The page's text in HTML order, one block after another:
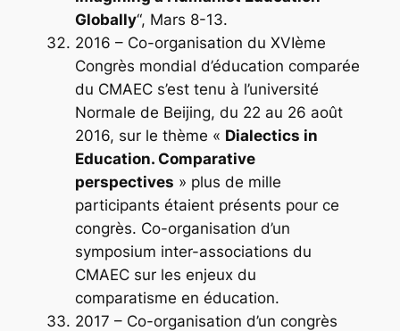
Globally“, Mars 8-13.
2016 – Co-organisation du XVIème
Congrès mondial d’éducation comparée
du CMAEC s’est tenu à l’université
Normale de Beijing, du 22 au 26 août
2016, sur le thème « Dialectics in
Education. Comparative
perspectives » plus de mille
participants étaient présents pour ce
congrès. Co-organisation d’un
symposium inter-associations du
CMAEC sur les enjeux du
comparatisme en éducation.
2017 – Co-organisation d’un congrès